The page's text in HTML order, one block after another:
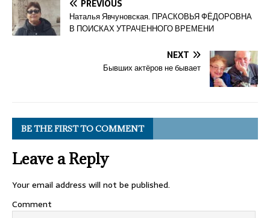
PREVIOUS
Наталья Явчуновская. ПРАСКОВЬЯ ФЁДОРОВНА
В ПОИСКАХ УТРАЧЕННОГО ВРЕМЕНИ
NEXT
Бывших актёров не бывает
BE THE FIRST TO COMMENT
Leave a Reply
Your email address will not be published.
Comment